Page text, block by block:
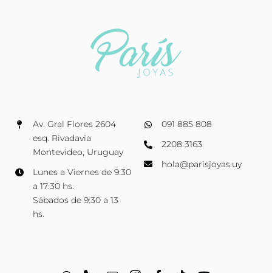
Av. Gral Flores 2604
esq. Rivadavia
Montevideo, Uruguay
Lunes a Viernes de 9:30
a 17:30 hs.
Sábados de 9:30 a 13
hs.
091 885 808
2208 3163
hola@parisjoyas.uy